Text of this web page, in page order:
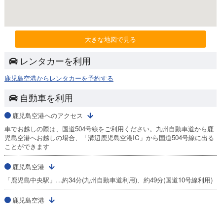
大きな地図で見る
レンタカーを利用
鹿児島空港からレンタカーを予約する
自動車を利用
鹿児島空港へのアクセス
車でお越しの際は、国道504号線をご利用ください。九州自動車道から鹿
児島空港へお越しの場合、「溝辺鹿児島空港IC」から国道504号線に出る
ことができます
鹿児島空港
「鹿児島中央駅」…約34分(九州自動車道利用)、約49分(国道10号線利用)
鹿児島空港